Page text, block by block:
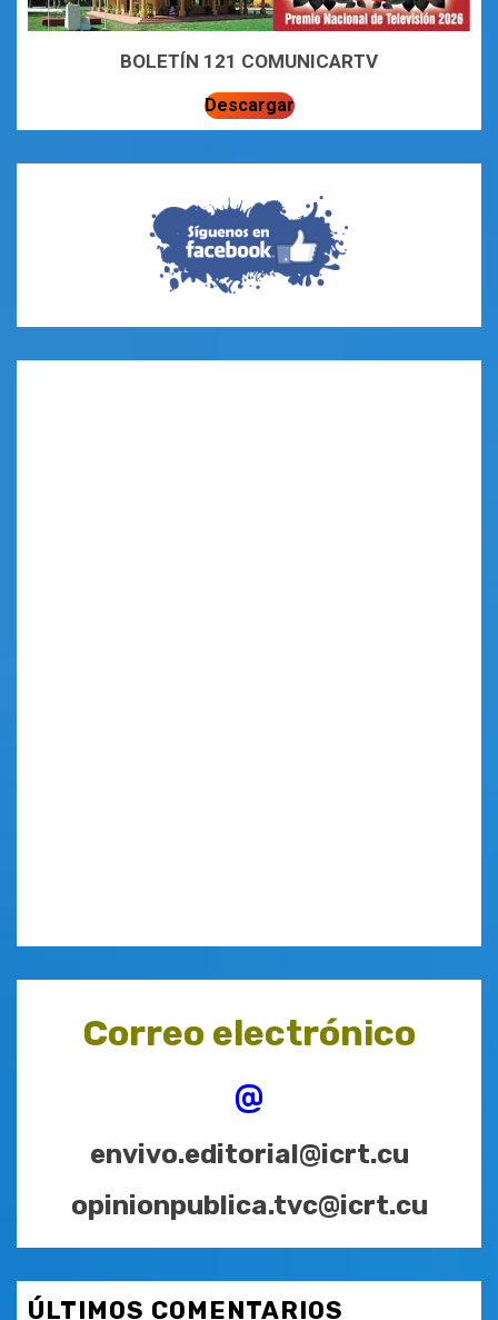
BOLETÍN 121 COMUNICARTV
Descargar
Correo electrónico
@
envivo.editorial@icrt.cu
opinionpublica.tvc@icrt.cu
ÚLTIMOS COMENTARIOS